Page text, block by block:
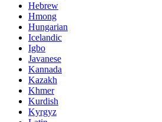
Hebrew
Hmong
Hungarian
Icelandic
Igbo
Javanese
Kannada
Kazakh
Khmer
Kurdish
Kyrgyz